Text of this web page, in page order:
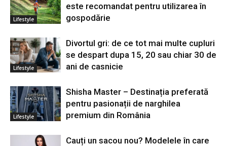
Lifestyle
este recomandat pentru utilizarea în
gospodărie
Lifestyle
Divortul gri: de ce tot mai multe cupluri
se despart dupa 15, 20 sau chiar 30 de
ani de casnicie
Lifestyle
Shisha Master – Destinația preferată
pentru pasionații de narghilea
premium din România
Cauți un sacou nou? Modelele în care